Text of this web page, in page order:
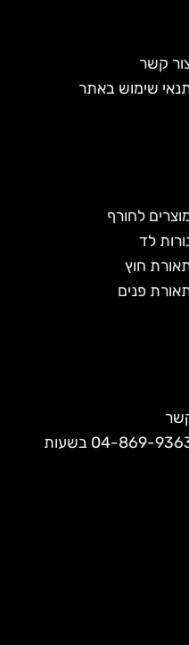
קשר
שימוש באתר
לחורף
לד
חוץ
פנים
או לפנות אלינו בטלפון שמספרו 04-869-9363 בשעות